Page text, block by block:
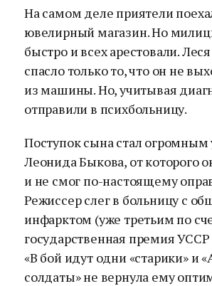
На самом деле приятели
ювелирный магазин. Но
быстро и всех арестовали.
спасло только то, что он не
из машины. Но, учитывая
отправили в психбольницу.
Поступок сына стал
Леонида Быкова, от которого
и не смог по-настоящему
Режиссер слег в больницу с
инфарктом (уже третьим по
государственная премия
«В бой идут одни «старики» и
солдаты» не вернула ему